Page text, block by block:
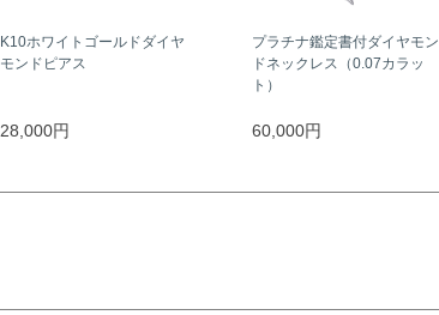
K10ホワイトゴールドダイヤ
モンドピアス
28,000円
プラチナ鑑定書付ダイヤモン
ドネックレス（0.07カラッ
ト）
60,000円